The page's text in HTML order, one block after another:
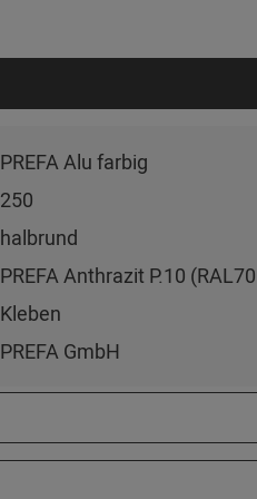
PREFA Alu farbig
250
halbrund
PREFA Anthrazit P.10
Kleben
PREFA GmbH